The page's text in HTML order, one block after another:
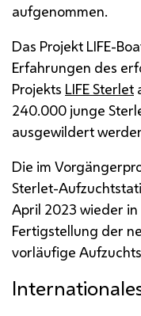
aufgenommen.
Das Projekt LIFE-
Erfahrungen des
Projekts LIFE Sterlet
240.000 junge
ausgewildert
Die im
Sterlet-
April 2023 wieder in
Fertigstellung der
vorläufige